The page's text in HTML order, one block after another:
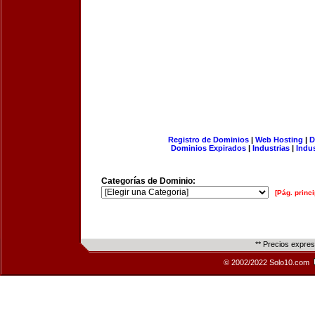
Registro de Dominios| Web Hosting |
Dominios Expirados | Industrias |
Categorías de Dominio:
[Pág.
** Precios
© 2002/2022 Solo10.com